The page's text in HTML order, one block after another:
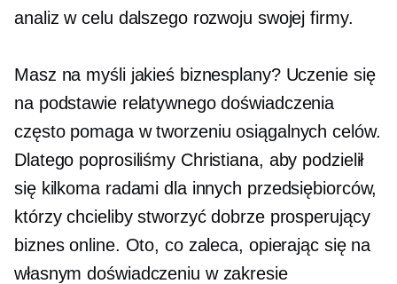
analiz w celu dalszego rozwoju swojej firmy.
Masz na myśli jakieś biznesplany? Uczenie się
na podstawie relatywnego doświadczenia
często pomaga w tworzeniu osiągalnych celów.
Dlatego poprosiliśmy Christiana, aby podzielił
się kilkoma radami dla innych przedsiębiorców,
którzy chcieliby stworzyć dobrze prosperujący
biznes online. Oto, co zaleca, opierając się na
własnym doświadczeniu w zakresie